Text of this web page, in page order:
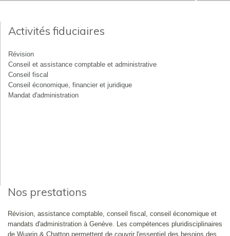
Activités fiduciaires
Révision
Conseil et assistance comptable et administrative
Conseil fiscal
Conseil économique, financier et juridique
Mandat d'administration
Nos prestations
Révision, assistance comptable, conseil fiscal, conseil économique et
mandats d'administration à Genève. Les compétences pluridisciplinaires
de Wuarin & Chatton permettent de couvrir l'essentiel des besoins des